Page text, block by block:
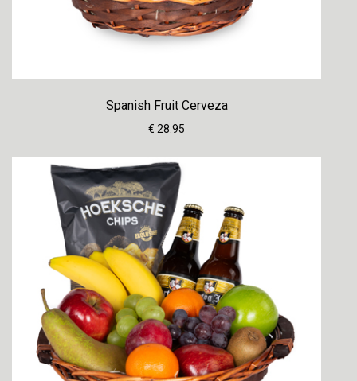
Spanish Fruit Cerveza
€ 28.95